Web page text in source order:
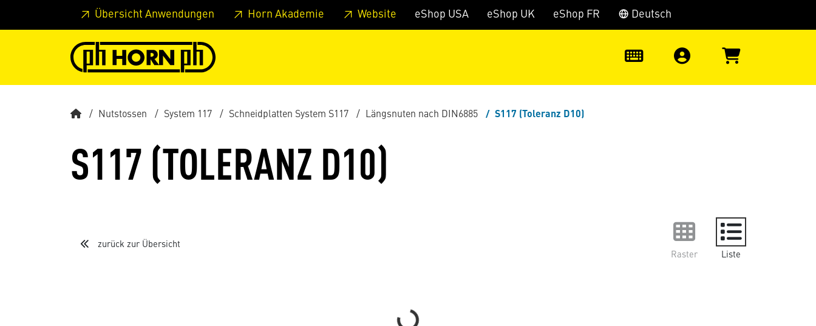
Springe zu Hauptinhalt Springe zum Header Springe zum Footer Springe zum Hauptmenu Springe zur Suche
Übersicht Anwendungen Horn Akademie Website eShop USA eShop UK eShop FR Deutsch
Nutstossen System 117 Schneidplatten System S117 Längsnuten nach DIN6885 S117 (Toleranz D10)
S117 (TOLERANZ D10)
zurück zur Übersicht
Raster
Liste
Loading...